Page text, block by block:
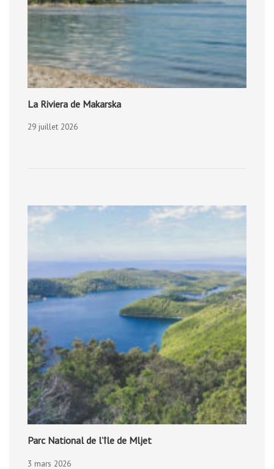
La Riviera de Makarska
29 juillet 2026
Parc National de l’île de Mljet
3 mars 2026